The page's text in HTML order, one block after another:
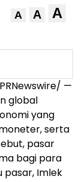
A A A
—
global
yang
serta
pasar
bagi para
pasar, Imlek